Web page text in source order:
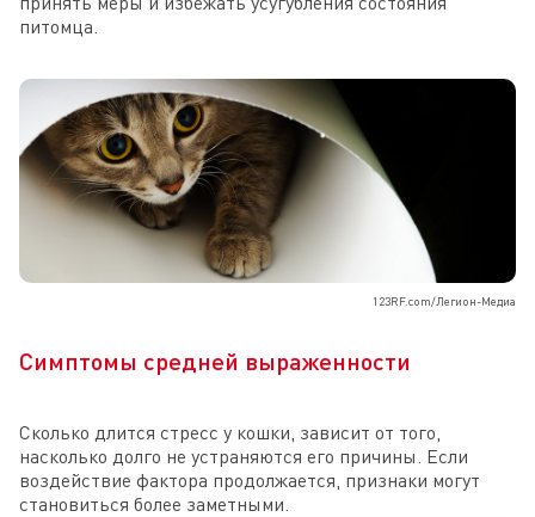
питомца.
123RF.com/Легион-Медиа
Симптомы средней выраженности
Сколько длится стресс у кошки, зависит от того,
насколько долго не устраняются его причины. Если
воздействие фактора продолжается, признаки могут
становиться более заметными.